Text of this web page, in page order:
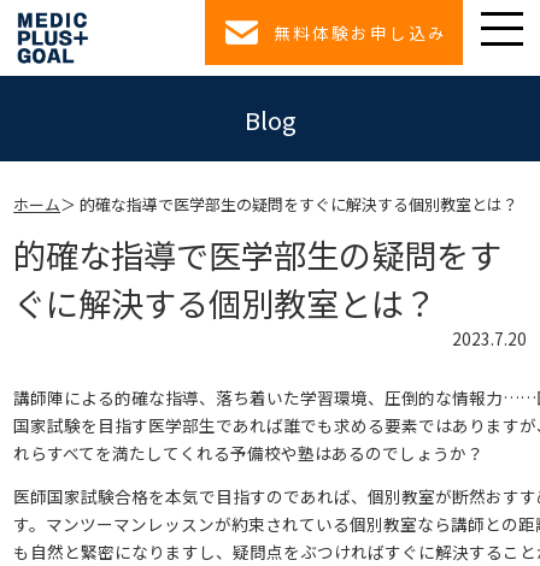
無料体験お申し込み
Blog
ホーム 的確な指導で医学部生の疑問をすぐに解決する個別教室とは？
的確な指導で医学部生の疑問をす
ぐに解決する個別教室とは？
2023.7.20
講師陣による的確な指導、落ち着いた学習環境、圧倒的な情報力
国家試験を目指す医学部生であれば誰でも求める要素ではあります
れらすべてを満たしてくれる予備校や塾はあるのでしょうか？
医師国家試験合格を本気で目指すのであれば、個別教室が断然おす
す。マンツーマンレッスンが約束されている個別教室なら講師との
も自然と緊密になりますし、疑問点をぶつければすぐに解決するこ